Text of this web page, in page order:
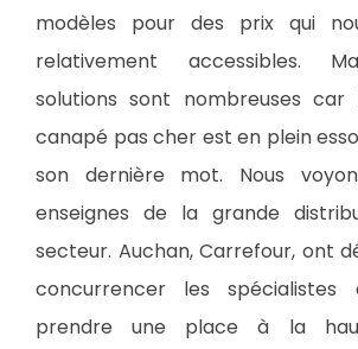
modèles pour des prix qui
relativement accessibles.
solutions sont nombreuses
canapé pas cher est en plein
son dernière mot. Nous
enseignes de la grande
secteur. Auchan, Carrefour, ont
concurrencer les
prendre une place à la